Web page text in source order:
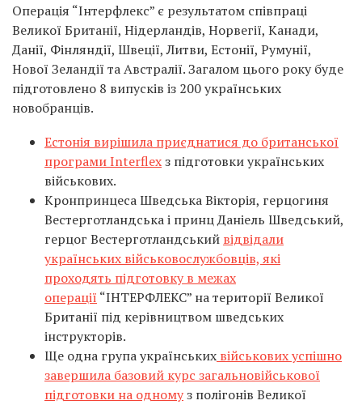
Операція “Інтерфлекс” є результатом співпраці
Великої Британії, Нідерландів, Норвегії, Канади,
Данії, Фінляндії, Швеції, Литви, Естонії, Румунії,
Нової Зеландії та Австралії. Загалом цього року буде
підготовлено 8 випусків із 200 українських
новобранців.
Естонія вирішила приєднатися до британської
програми Interflexз підготовки українських
військових.
Кронпринцеса Шведська Вікторія, герцогиня
Вестерготландська і принц Даніель Шведський,
герцог Вестерготландський відвідали
українських військовослужбовців, які
проходять підготовку в межах
операції “ІНТЕРФЛЕКС” на території Великої
Британії під керівництвом шведських
інструкторів.
Ще одна група українських військових успішно
завершила базовий курс загальновійськової
підготовки на одномуз полігонів Великої